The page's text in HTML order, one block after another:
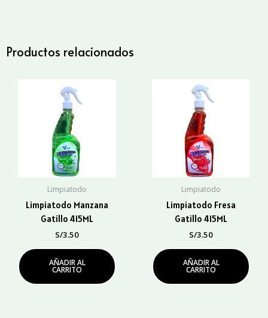
Productos relacionados
Limpiatodo
Limpiatodo Manzana
Gatillo 415ML
S/3.50
AÑADIR AL
CARRITO
Limpiatodo
Limpiatodo Fresa
Gatillo 415ML
S/3.50
AÑADIR AL
CARRITO